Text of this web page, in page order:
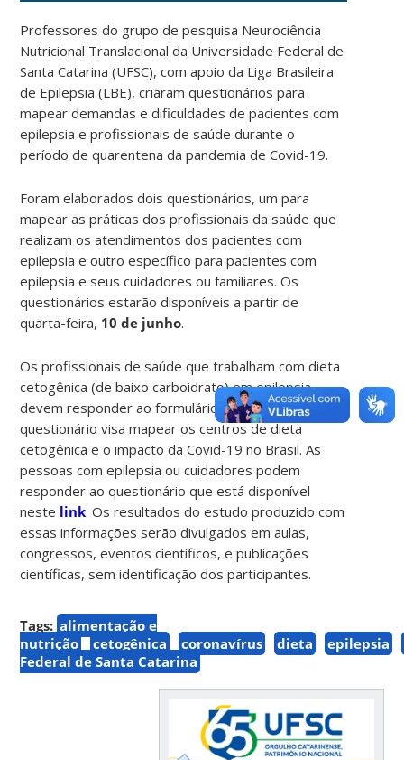
Professores do grupo de pesquisa Neurociência
Nutricional Translacional da Universidade Federal de
Santa Catarina (UFSC), com apoio da Liga Brasileira
de Epilepsia (LBE), criaram questionários para
mapear demandas e dificuldades de pacientes com
epilepsia e profissionais de saúde durante o
período de quarentena da pandemia de Covid-19.
Foram elaborados dois questionários, um para
mapear as práticas dos profissionais da saúde que
realizam os atendimentos dos pacientes com
epilepsia e outro específico para pacientes com
epilepsia e seus cuidadores ou familiares. Os
questionários estarão disponíveis a partir de
quarta-feira, 10 de junho.
Os profissionais de saúde que trabalham com dieta
cetogênica (de baixo carboidrato) em epilepsia
devem responder ao formulário nestelink. O
questionário visa mapear os centros de dieta
cetogênica e o impacto da Covid-19 no Brasil. As
pessoas com epilepsia ou cuidadores podem
responder ao questionário que está disponível
neste link. Os resultados do estudo produzido com
essas informações serão divulgados em aulas,
congressos, eventos científicos, e publicações
científicas, sem identificação dos participantes.
Tags: alimentação e
nutrição
cetogênica coronavírus dieta
epilepsia
Federal de Santa Catarina